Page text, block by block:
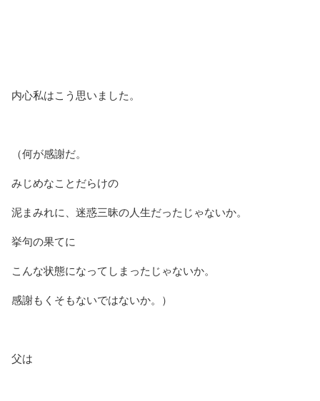
内心私はこう思いました。
（何が感謝だ。
みじめなことだらけの
泥まみれに、迷惑三昧の人生だったじゃないか。
挙句の果てに
こんな状態になってしまったじゃないか。
感謝もくそもないではないか。）
父は